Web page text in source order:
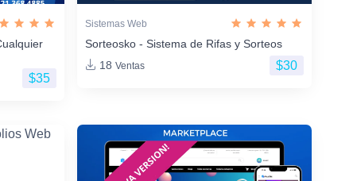
$35
Sistemas Web
Sorteosko - Sistema de Rifas y Sorteos
18 Ventas $30